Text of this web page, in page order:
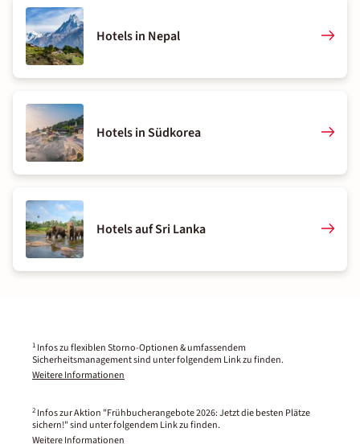
Hotels in Nepal
Hotels in Südkorea
Hotels auf Sri Lanka
1 Infos zu flexiblen Storno-Optionen & umfassendem
Sicherheitsmanagement sind unter folgendem Link zu finden.
Weitere Informationen
2 Infos zur Aktion "Frühbucherangebote 2026: Jetzt die besten Plätze
sichern!" sind unter folgendem Link zu finden.
Weitere Informationen